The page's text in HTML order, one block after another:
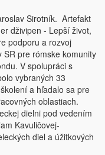
Sirotník. Artefakt
dživipen - Lepší život,
podporu a rozvoj
SR pre rómske komunity
V spolupráci s
vybraných 33
a hľadalo sa pre
oblastiach.
dielni pod vedením
Kavuličovej-
diel a úžitkových